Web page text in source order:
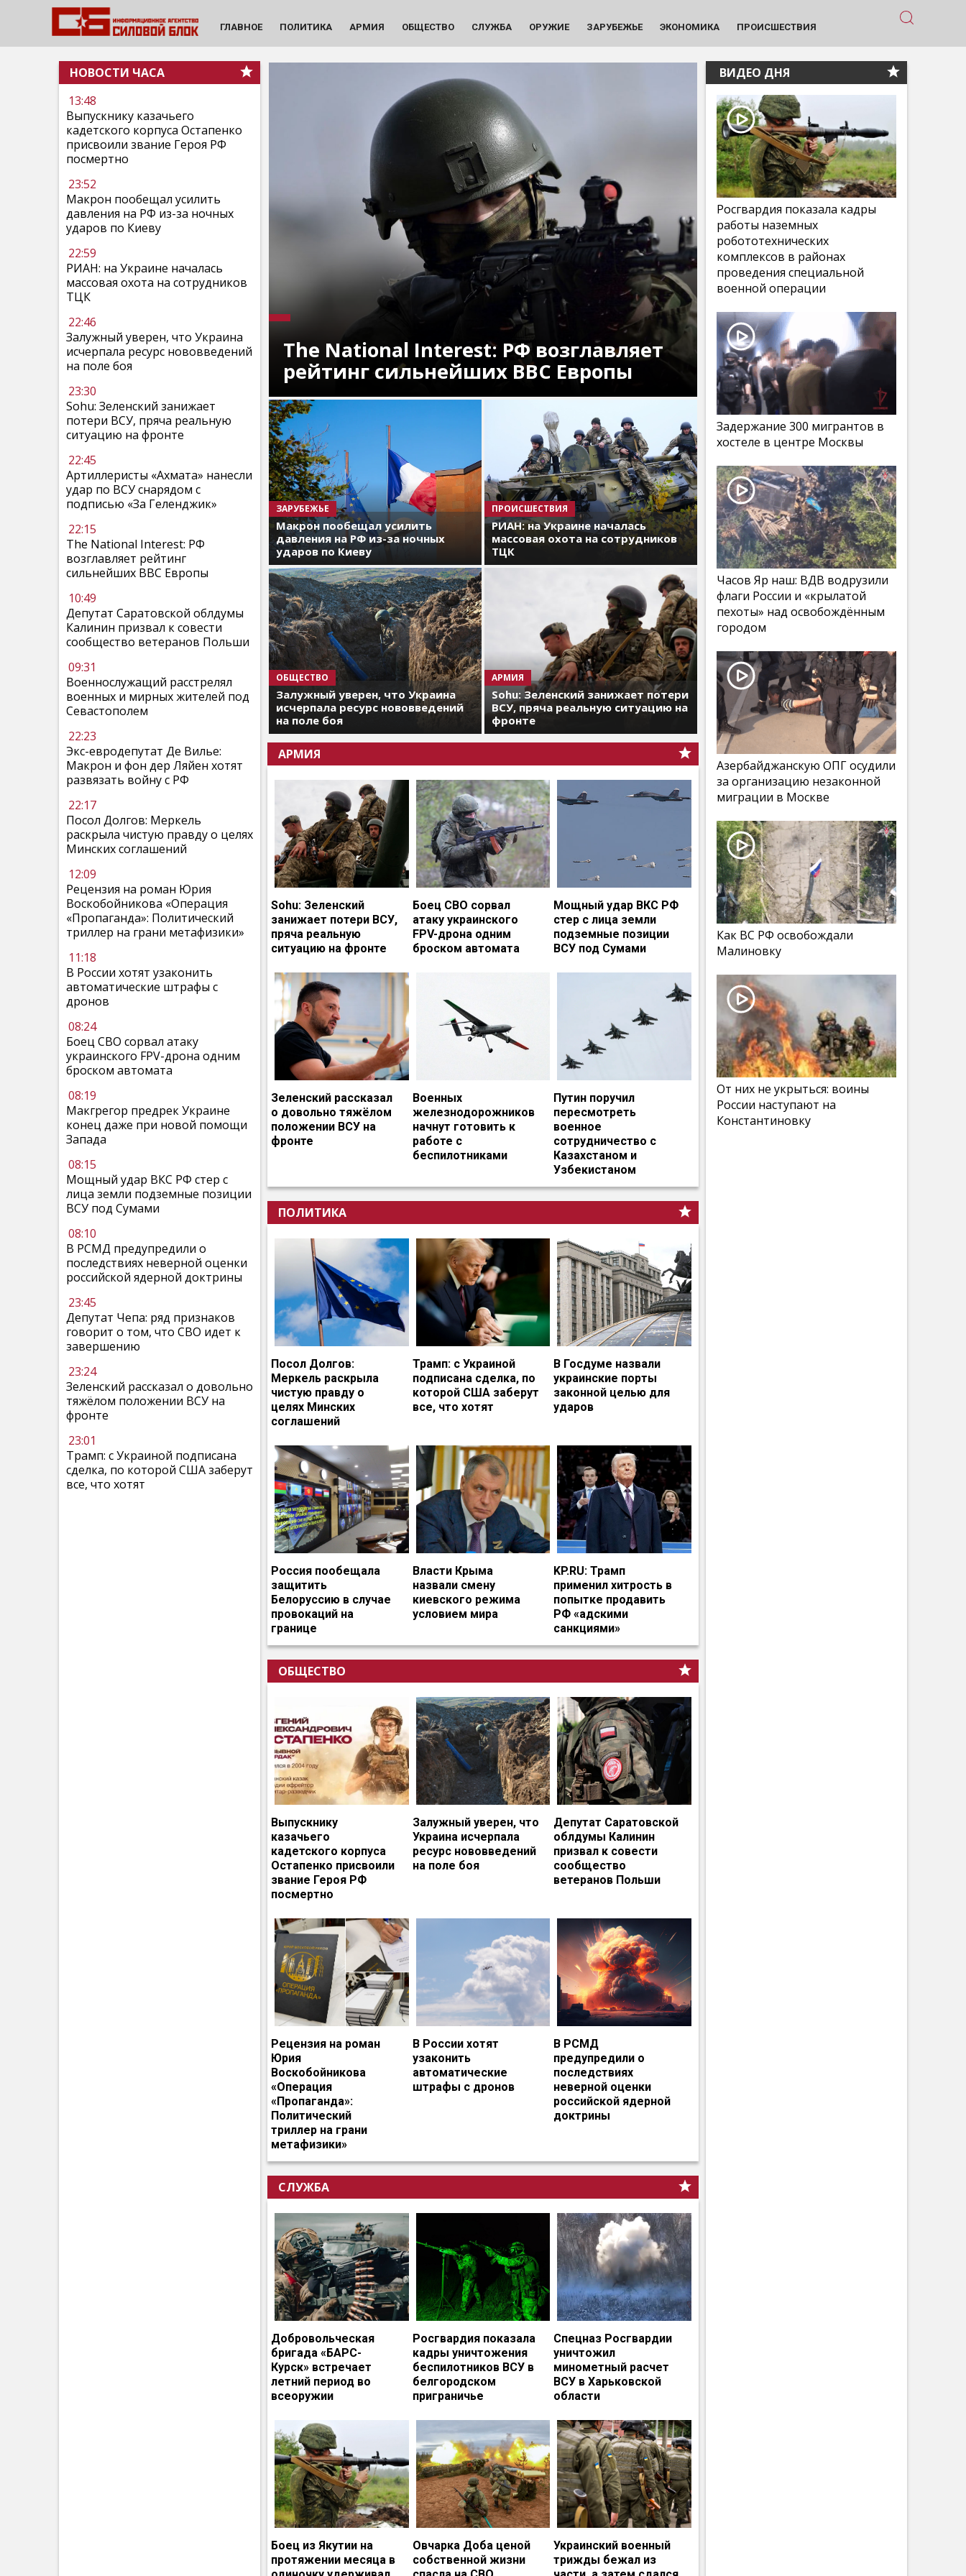
ГЛАВНОЕ ПОЛИТИКА АРМИЯ ОБЩЕСТВО СЛУЖБА ОРУЖИЕ ЗАРУБЕЖЬЕ ЭКОНОМИКА ПРОИСШЕСТВИЯ
НОВОСТИ ЧАСА
13:48
Выпускнику казачьего
кадетского корпуса Остапенко
присвоили звание Героя РФ
посмертно
23:52
Макрон пообещал усилить
давления на РФ из-за ночных
ударов по Киеву
22:59
РИАН: на Украине началась
массовая охота на сотрудников
ТЦК
22:46
Залужный уверен, что Украина
исчерпала ресурс нововведений
на поле боя
23:30
Sohu: Зеленский занижает
потери ВСУ, пряча реальную
ситуацию на фронте
22:45
Артиллеристы «Ахмата» нанесли
удар по ВСУ снарядом с
подписью «За Геленджик»
22:15
The National Interest: РФ
возглавляет рейтинг
сильнейших ВВС Европы
10:49
Депутат Саратовской облдумы
Калинин призвал к совести
сообщество ветеранов Польши
09:31
Военнослужащий расстрелял
военных и мирных жителей под
Севастополем
22:23
Экс-евродепутат Де Вилье:
Макрон и фон дер Ляйен хотят
развязать войну с РФ
22:17
Посол Долгов: Меркель
раскрыла чистую правду о целях
Минских соглашений
12:09
Рецензия на роман Юрия
Воскобойникова «Операция
«Пропаганда»: Политический
триллер на грани метафизики»
11:18
В России хотят узаконить
автоматические штрафы с
дронов
08:24
Боец СВО сорвал атаку
украинского FPV-дрона одним
броском автомата
08:19
Макгрегор предрек Украине
конец даже при новой помощи
Запада
08:15
Мощный удар ВКС РФ стер с
лица земли подземные позиции
ВСУ под Сумами
08:10
В РСМД предупредили о
последствиях неверной оценки
российской ядерной доктрины
23:45
Депутат Чепа: ряд признаков
говорит о том, что СВО идет к
завершению
23:24
Зеленский рассказал о довольно
тяжёлом положении ВСУ на
фронте
23:01
Трамп: с Украиной подписана
сделка, по которой США заберут
все, что хотят
The National Interest: РФ возглавляет
рейтинг сильнейших ВВС Европы
ЗАРУБЕЖЬЕ
Макрон пообещал усилить
давления на РФ из-за ночных
ударов по Киеву
ПРОИСШЕСТВИЯ
РИАН: на Украине началась
массовая охота на сотрудников
ТЦК
ОБЩЕСТВО
Залужный уверен, что Украина
исчерпала ресурс нововведений
на поле боя
АРМИЯ
Sohu: Зеленский занижает потери
ВСУ, пряча реальную ситуацию на
фронте
АРМИЯ
Sohu: Зеленский
занижает потери ВСУ,
пряча реальную
ситуацию на фронте
Боец СВО сорвал
атаку украинского
FPV-дрона одним
броском автомата
Мощный удар ВКС РФ
стер с лица земли
подземные позиции
ВСУ под Сумами
Зеленский рассказал
о довольно тяжёлом
положении ВСУ на
фронте
Военных
железнодорожников
начнут готовить к
работе с
беспилотниками
Путин поручил
пересмотреть
военное
сотрудничество с
Казахстаном и
Узбекистаном
ПОЛИТИКА
Посол Долгов:
Меркель раскрыла
чистую правду о
целях Минских
соглашений
Трамп: с Украиной
подписана сделка, по
которой США заберут
все, что хотят
В Госдуме назвали
украинские порты
законной целью для
ударов
Россия пообещала
защитить
Белоруссию в случае
провокаций на
границе
Власти Крыма
назвали смену
киевского режима
условием мира
KP.RU: Трамп
применил хитрость в
попытке продавить
РФ «адскими
санкциями»
ОБЩЕСТВО
Выпускнику
казачьего
кадетского корпуса
Остапенко присвоили
звание Героя РФ
посмертно
Залужный уверен, что
Украина исчерпала
ресурс нововведений
на поле боя
Депутат Саратовской
облдумы Калинин
призвал к совести
сообщество
ветеранов Польши
Рецензия на роман
Юрия
Воскобойникова
«Операция
«Пропаганда»:
Политический
триллер на грани
метафизики»
В России хотят
узаконить
автоматические
штрафы с дронов
В РСМД
предупредили о
последствиях
неверной оценки
российской ядерной
доктрины
СЛУЖБА
Добровольческая
бригада «БАРС-
Курск» встречает
летний период во
всеоружии
Росгвардия показала
кадры уничтожения
беспилотников ВСУ в
белгородском
приграничье
Спецназ Росгвардии
уничтожил
минометный расчет
ВСУ в Харьковской
области
Боец из Якутии на
протяжении месяца в
Овчарка Доба ценой
собственной жизни
Украинский военный
трижды бежал из
ВИДЕО ДНЯ
Росгвардия показала кадры
работы наземных
робототехнических
комплексов в районах
проведения специальной
военной операции
Задержание 300 мигрантов в
хостеле в центре Москвы
Часов Яр наш: ВДВ водрузили
флаги России и «крылатой
пехоты» над освобождённым
городом
Азербайджанскую ОПГ осудили
за организацию незаконной
миграции в Москве
Как ВС РФ освобождали
Малиновку
От них не укрыться: воины
России наступают на
Константиновку